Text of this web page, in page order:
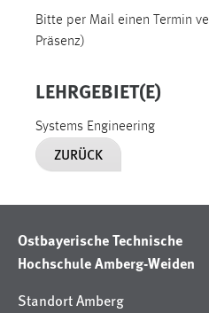
Bitte per Mail einen Termin
Präsenz)
LEHRGEBIET(E)
Systems Engineering
ZURÜCK
Ostbayerische Technische
Hochschule Amberg-Weiden
Standort Amberg
Cookie Laufzeit:
Name:
Wird benötigt um die
Cookie Laufzeit:
5e9dbeb1811c0446 =